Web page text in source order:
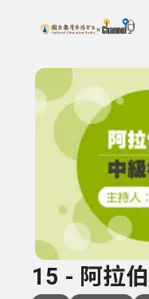
上方功能區塊
搜尋關鍵字：可輸入
15 - 阿拉